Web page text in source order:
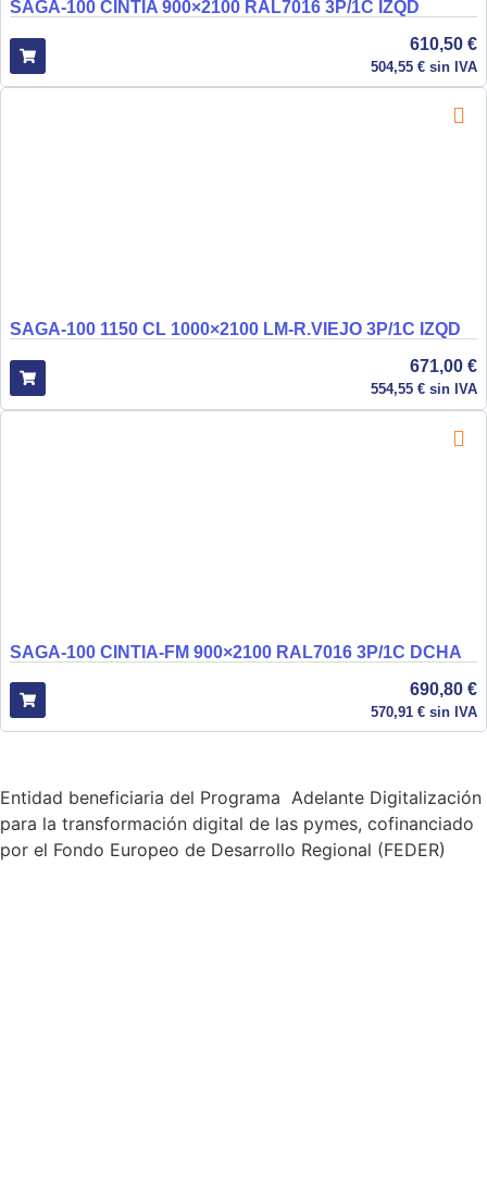
SAGA-100 CINTIA 900×2100 RAL7016 3P/1C IZQD
610,50 €
504,55 € sin IVA
SAGA-100 1150 CL 1000×2100 LM-R.VIEJO 3P/1C IZQD
671,00 €
554,55 € sin IVA
SAGA-100 CINTIA-FM 900×2100 RAL7016 3P/1C DCHA
690,80 €
570,91 € sin IVA
Entidad beneficiaria del Programa Adelante Digitalización
para la transformación digital de las pymes, cofinanciado
por el Fondo Europeo de Desarrollo Regional (FEDER)